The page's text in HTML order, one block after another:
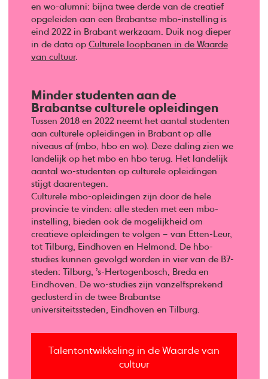
en wo-alumni: bijna twee derde van de creatief
opgeleiden aan een Brabantse mbo-instelling is
eind 2022 in Brabant werkzaam. Duik nog dieper
in de data op Culturele loopbanen in de Waarde
van cultuur.
Minder studenten aan de
Brabantse culturele opleidingen
Tussen 2018 en 2022 neemt het aantal studenten
aan culturele opleidingen in Brabant op alle
niveaus af (mbo, hbo en wo). Deze daling zien we
landelijk op het mbo en hbo terug. Het landelijk
aantal wo-studenten op culturele opleidingen
stijgt daarentegen.
Culturele mbo-opleidingen zijn door de hele
provincie te vinden: alle steden met een mbo-
instelling, bieden ook de mogelijkheid om
creatieve opleidingen te volgen – van Etten-Leur,
tot Tilburg, Eindhoven en Helmond. De hbo-
studies kunnen gevolgd worden in vier van de B7-
steden: Tilburg, ’s-Hertogenbosch, Breda en
Eindhoven. De wo-studies zijn vanzelfsprekend
geclusterd in de twee Brabantse
universiteitssteden, Eindhoven en Tilburg.
Talentontwikkeling in de Waarde van
cultuur